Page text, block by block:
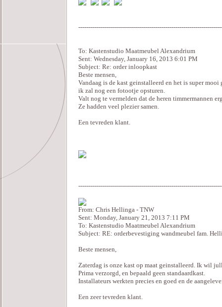
To: Kastenstudio Maatmeubel Alexandrium
Sent: Wednesday, January 16, 2013 6:01 PM
Subject: Re: order inloopkast
Beste mensen,
Vandaag is de kast geinstalleerd en het is super mooi
ik zal nog een fotootje opsturen.
Valt nog te vermelden dat de heren timmermannen
Ze hadden veel plezier samen.
Een tevreden klant.
From: Chris Hellinga - TNW
Sent: Monday, January 21, 2013 7:11 PM
To: Kastenstudio Maatmeubel Alexandrium
Subject: RE: orderbevestiging wandmeubel fam.
Beste mensen,
Zaterdag is onze kast op maat geinstalleerd. Ik wil
Prima verzorgd, en bepaald geen standaardkast.
Installateurs werkten precies en goed en de
Een zeer tevreden klant.